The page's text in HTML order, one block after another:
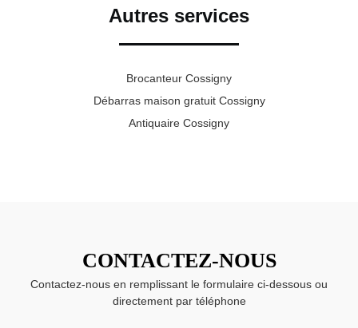
Autres services
Brocanteur Cossigny
Débarras maison gratuit Cossigny
Antiquaire Cossigny
CONTACTEZ-NOUS
Contactez-nous en remplissant le formulaire ci-dessous ou
directement par téléphone